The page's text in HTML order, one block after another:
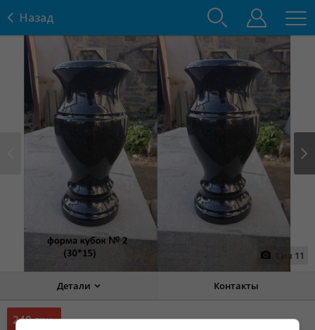
Назад
из 11
Детали Контакты
240 грн.